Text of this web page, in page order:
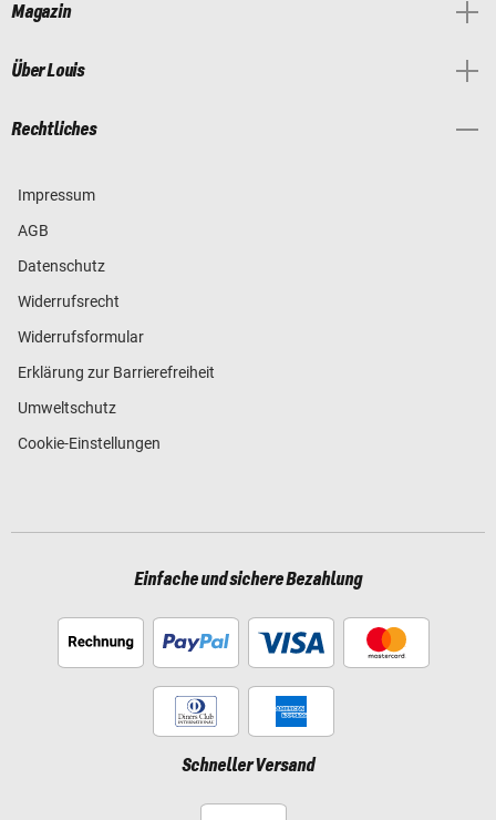
Magazin
Über Louis
Rechtliches
Impressum
AGB
Datenschutz
Widerrufsrecht
Widerrufsformular
Erklärung zur Barrierefreiheit
Umweltschutz
Cookie-Einstellungen
Einfache und sichere Bezahlung
Schneller Versand